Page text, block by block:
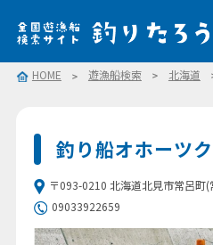
HOME 遊漁船検索 北海道
釣り船オホーツ
〒093-0210 北海道北見市常呂町(
09033922659